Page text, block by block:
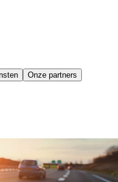
Onze partners